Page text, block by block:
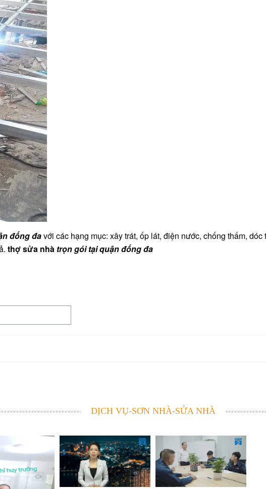
đống đavới các hạng mục: xây trát, ốp lát, điện nước, chống thấm, dóc
thợ sửa nhà trọn gói tại quận đống đa
DỊCH VỤ-SƠN NHÀ-SỬA NHÀ